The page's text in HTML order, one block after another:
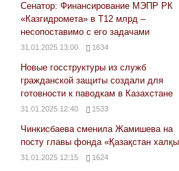
Сенатор: Финансирование МЭПР РК
«Казгидромета» в Т12 млрд –
несопоставимо с его задачами
31.01.2025 13:00 1634
Новые госструктуры из служб
гражданской защиты создали для
готовности к паводкам в Казахстане
31.01.2025 12:40 1533
Чинкисбаева сменила Жамишева на
посту главы фонда «Қазақстан
31.01.2025 12:15 1624